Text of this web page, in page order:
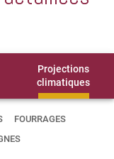
Projections
climatiques
FOURRAGES